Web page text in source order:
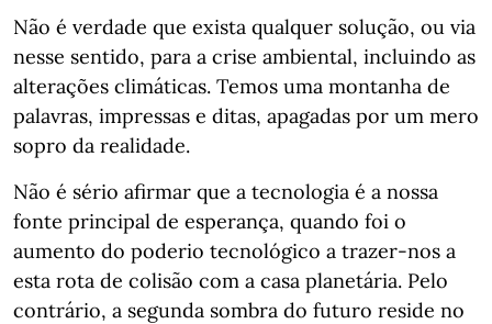
Não é verdade que exista qualquer solução, ou via
nesse sentido, para a crise ambiental, incluindo as
alterações climáticas. Temos uma montanha de
palavras, impressas e ditas, apagadas por um mero
sopro da realidade.
Não é sério afirmar que a tecnologia é a nossa
fonte principal de esperança, quando foi o
aumento do poderio tecnológico a trazer-nos a
esta rota de colisão com a casa planetária. Pelo
contrário, a segunda sombra do futuro reside no